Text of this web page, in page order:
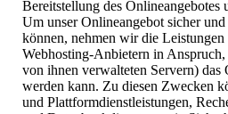
Bereitstellung des Onlineangebotes
Um unser Onlineangebot sicher
können, nehmen wir die Leistungen
Webhosting-Anbietern in
von ihnen verwalteten Servern) das
werden kann. Zu diesen Zwecken
und Plattformdienstleistungen,